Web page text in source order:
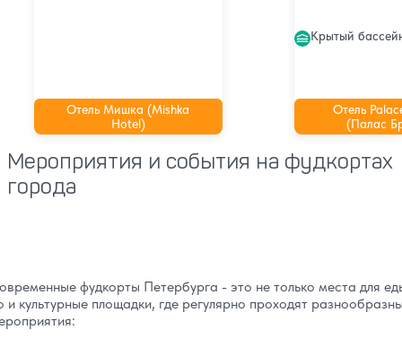
Отель Мишка (Mishka
Hotel)
Крытый
Отель
(Палас
Мероприятия и события на фудкортах
города
фудкорты Петербурга - это не только места для
и культурные площадки, где регулярно проходят